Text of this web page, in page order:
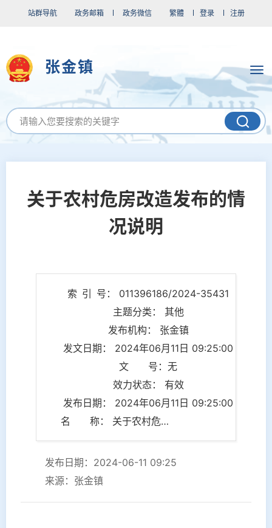
站群导航 政务邮箱 政务微信 繁體 登录 注册
张金镇
关于农村危房改造发布的情
况说明
索 引 号： 011396186/2024-35431
主题分类： 其他
发布机构： 张金镇
发文日期： 2024年06月11日 09:25:00
文 号：无
效力状态： 有效
发布日期： 2024年06月11日 09:25:00
名 称： 关于农村危房改造发布的情况说明
发布日期：2024-06-11 09:25
来源：张金镇